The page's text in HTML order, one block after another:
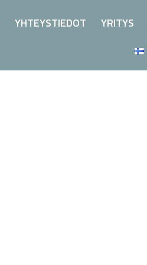
YHTEYSTIEDOT YRITYS